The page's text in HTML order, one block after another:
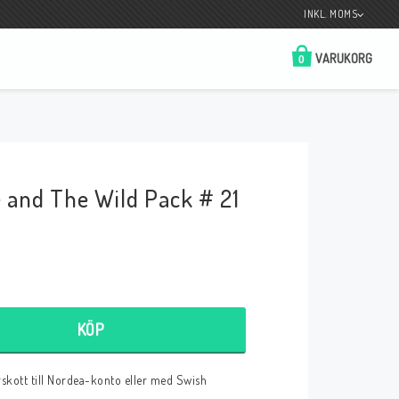
INKL. MOMS
VARUKORG
0
Betala enkelt i förskott till konto i Nordea
The Wild Pack # 21
KÖP
till Nordea-konto eller med Swish